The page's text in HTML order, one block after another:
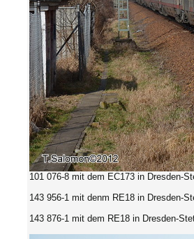
101 076-8 mit dem EC173 in Dresden-
143 956-1 mit denm RE18 in Dresden-
143 876-1 mit dem RE18 in Dresden-